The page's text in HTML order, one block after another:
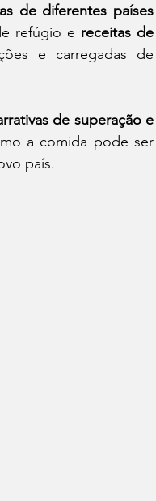
de diferentes países
refúgio e receitas de
e carregadas de
de superação e
a comida pode ser
país.